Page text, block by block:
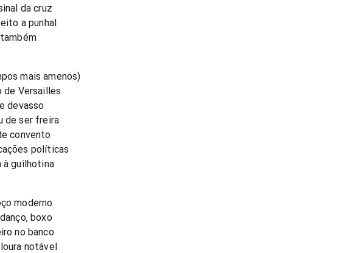
da cruz
a punhal
mais amenos)
de Versailles
devasso
de ser freira
convento
políticas
à guilhotina
moderno
boxo
no banco
notável